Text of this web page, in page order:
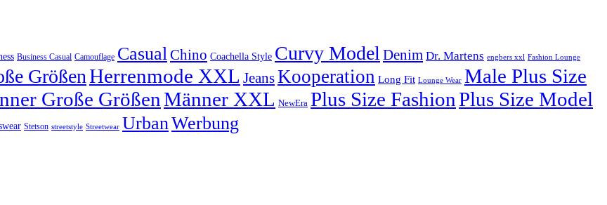
Business Casual Camouflage CasualChino Coachella Style Curvy Model Denim Dr. Martens engbers xxl Fashion Lounge
GrößenHerrenmode XXL JeansKooperation Long Fit Lounge Wear Male Plus Size
Große GrößenMänner XXL NewEra Plus Size FashionPlus Size Model
Stetson streetstyle Streetwear UrbanWerbung